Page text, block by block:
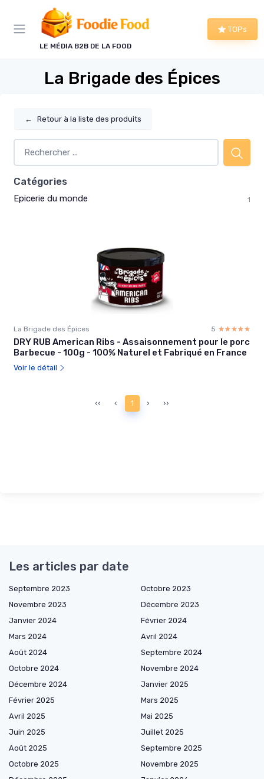
LE MÉDIA B2B DE LA FOOD
TOPs
La Brigade des Épices
← Retour à la liste des produits
Catégories
Epicerie du monde 1
La Brigade des Épices 5 ☆☆☆☆☆
★★★★★
DRY RUB American Ribs - Assaisonnement pour le porc
Barbecue - 100g - 100% Naturel et Fabriqué en France
Voir le détail
‹‹ ‹ 1 › ››
Les articles par date
Septembre 2023
Octobre 2023
Novembre 2023
Décembre 2023
Janvier 2024
Février 2024
Mars 2024
Avril 2024
Août 2024
Septembre 2024
Octobre 2024
Novembre 2024
Décembre 2024
Janvier 2025
Février 2025
Mars 2025
Avril 2025
Mai 2025
Juin 2025
Juillet 2025
Août 2025
Septembre 2025
Octobre 2025
Novembre 2025
Panneau de gestion des cookies